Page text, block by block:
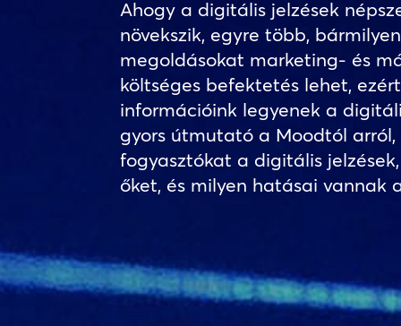
Ahogy a digitális jelzések
növekszik, egyre több,
megoldásokat marketing- és
költséges befektetés lehet,
információink legyenek a
gyors útmutató a Moodtól
fogyasztókat a digitális
őket, és milyen hatásai vannak